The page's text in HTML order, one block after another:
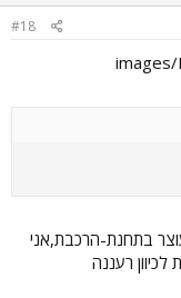
#18
בתחנת-הרכבת,אני
רעננה